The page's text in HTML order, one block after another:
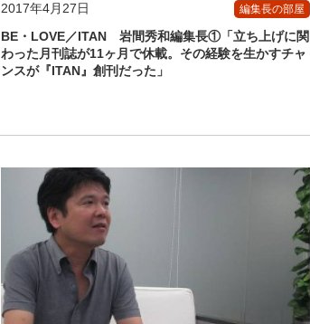
2017年4月27日 編集長の部屋
BE・LOVE／ITAN 岩間秀和編集長①「立ち上げに関
わった月刊誌が11ヶ月で休載。その経験を生かすチャ
ンスが『ITAN』創刊だった」